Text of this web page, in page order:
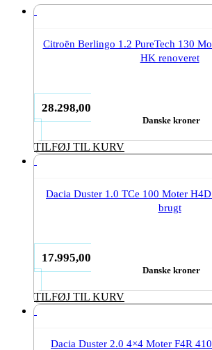
Citroën Berlingo 1.2 PureTech 130
HK renoveret
28.298,00
Danske kroner
TILFØJ TIL KURV
Dacia Duster 1.0 TCe 100 Moter
brugt
17.995,00
Danske kroner
TILFØJ TIL KURV
Dacia Duster 2.0 4×4 Moter F4R